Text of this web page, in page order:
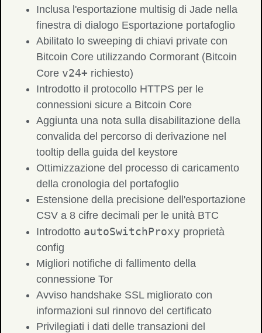
Inclusa l'esportazione multisig di Jade nella
finestra di dialogo Esportazione portafoglio
Abilitato lo sweeping di chiavi private con
Bitcoin Core utilizzando Cormorant (Bitcoin
Core v24+ richiesto)
Introdotto il protocollo HTTPS per le
connessioni sicure a Bitcoin Core
Aggiunta una nota sulla disabilitazione della
convalida del percorso di derivazione nel
tooltip della guida del keystore
Ottimizzazione del processo di caricamento
della cronologia del portafoglio
Estensione della precisione dell'esportazione
CSV a 8 cifre decimali per le unità BTC
Introdotto autoSwitchProxy proprietà
config
Migliori notifiche di fallimento della
connessione Tor
Avviso handshake SSL migliorato con
informazioni sul rinnovo del certificato
Privilegiati i dati delle transazioni del